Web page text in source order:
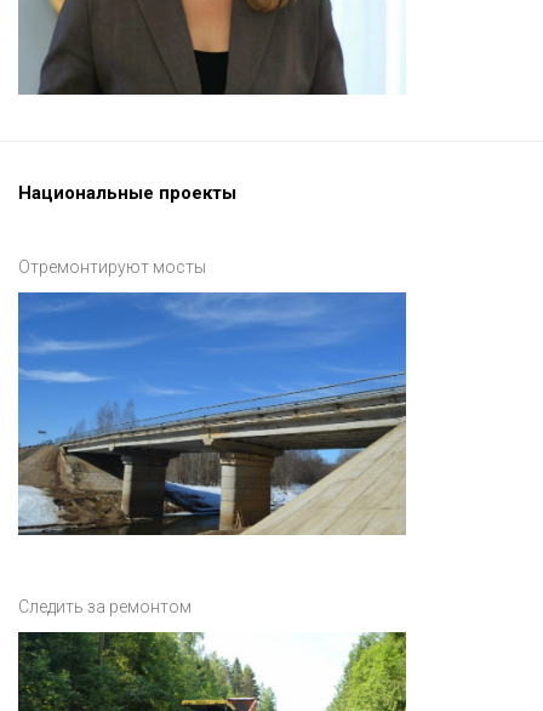
Национальные проекты
Отремонтируют мосты
Следить за ремонтом